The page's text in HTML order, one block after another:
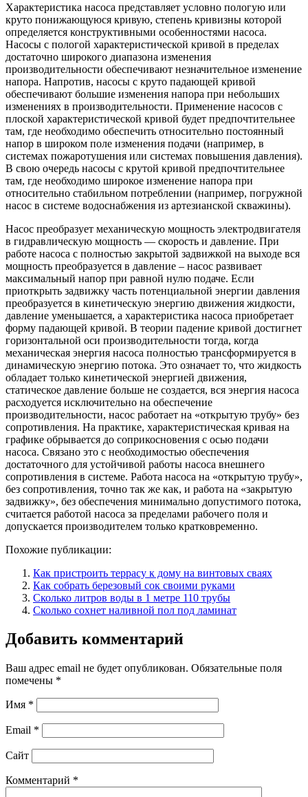
Характеристика насоса представляет условно пологую или
круто понижающуюся кривую, степень кривизны которой
определяется конструктивными особенностями насоса.
Насосы с пологой характеристической кривой в пределах
достаточно широкого диапазона изменения
производительности обеспечивают незначительное изменение
напора. Напротив, насосы с круто падающей кривой
обеспечивают большие изменения напора при небольших
изменениях в производительности. Применение насосов с
плоской характеристической кривой будет предпочтительнее
там, где необходимо обеспечить относительно постоянный
напор в широком поле изменения подачи (например, в
системах пожаротушения или системах повышения давления).
В свою очередь насосы с крутой кривой предпочтительнее
там, где необходимо широкое изменение напора при
относительно стабильном потреблении (например, погружной
насос в системе водоснабжения из артезианской скважины).
Насос преобразует механическую мощность электродвигателя
в гидравлическую мощность — скорость и давление. При
работе насоса с полностью закрытой задвижкой на выходе вся
мощность преобразуется в давление – насос развивает
максимальный напор при равной нулю подаче. Если
приоткрыть задвижку часть потенциальной энергии давления
преобразуется в кинетическую энергию движения жидкости,
давление уменьшается, а характеристика насоса приобретает
форму падающей кривой. В теории падение кривой достигнет
горизонтальной оси производительности тогда, когда
механическая энергия насоса полностью трансформируется в
динамическую энергию потока. Это означает то, что жидкость
обладает только кинетической энергией движения,
статическое давление больше не создается, вся энергия насоса
расходуется исключительно на обеспечение
производительности, насос работает на «открытую трубу» без
сопротивления. На практике, характеристическая кривая на
графике обрывается до соприкосновения с осью подачи
насоса. Связано это с необходимостью обеспечения
достаточного для устойчивой работы насоса внешнего
сопротивления в системе. Работа насоса на «открытую трубу»,
без сопротивления, точно так же как, и работа на «закрытую
задвижку», без обеспечения минимально допустимого потока,
считается работой насоса за пределами рабочего поля и
допускается производителем только кратковременно.
Похожие публикации:
Как пристроить террасу к дому на винтовых сваях
Как собрать березовый сок своими руками
Сколько литров воды в 1 метре 110 трубы
Сколько сохнет наливной пол под ламинат
Добавить комментарий
Ваш адрес email не будет опубликован. Обязательные поля
помечены *
Имя *
Email *
Сайт
Комментарий *